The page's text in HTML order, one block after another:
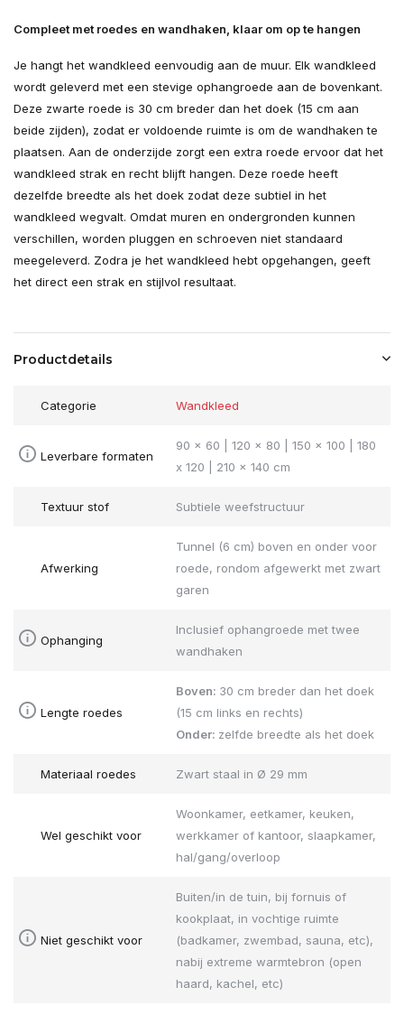
Compleet met roedes en wandhaken, klaar om op te hangen
Je hangt het wandkleed eenvoudig aan de muur. Elk wandkleed
wordt geleverd met een stevige ophangroede aan de bovenkant.
Deze zwarte roede is 30 cm breder dan het doek (15 cm aan
beide zijden), zodat er voldoende ruimte is om de wandhaken te
plaatsen. Aan de onderzijde zorgt een extra roede ervoor dat het
wandkleed strak en recht blijft hangen. Deze roede heeft
dezelfde breedte als het doek zodat deze subtiel in het
wandkleed wegvalt. Omdat muren en ondergronden kunnen
verschillen, worden pluggen en schroeven niet standaard
meegeleverd. Zodra je het wandkleed hebt opgehangen, geeft
het direct een strak en stijlvol resultaat.
Productdetails
Categorie Wandkleed
Leverbare formaten
90 x 60 | 120 x 80 | 150 x 100 | 180
x 120 | 210 x 140 cm
Textuur stof Subtiele weefstructuur
Afwerking
Tunnel (6 cm) boven en onder voor
roede, rondom afgewerkt met zwart
garen
Ophanging
Inclusief ophangroede met twee
wandhaken
Lengte roedes
Boven: 30 cm breder dan het doek
(15 cm links en rechts)
Onder: zelfde breedte als het doek
Materiaal roedes Zwart staal in Ø 29 mm
Wel geschikt voor
Woonkamer, eetkamer, keuken,
werkkamer of kantoor, slaapkamer,
hal/gang/overloop
Niet geschikt voor
Buiten/in de tuin, bij fornuis of
kookplaat, in vochtige ruimte
(badkamer, zwembad, sauna, etc),
nabij extreme warmtebron (open
haard, kachel, etc)